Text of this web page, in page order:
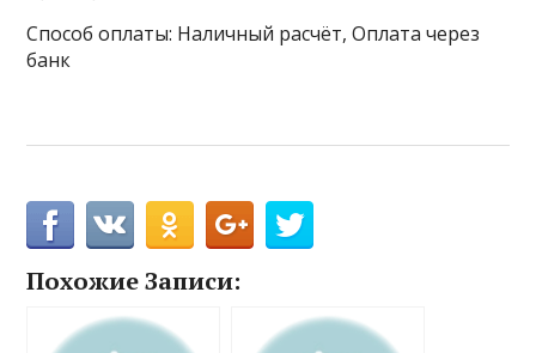
Способ оплаты: Наличный расчёт, Оплата через
банк
Похожие Записи: